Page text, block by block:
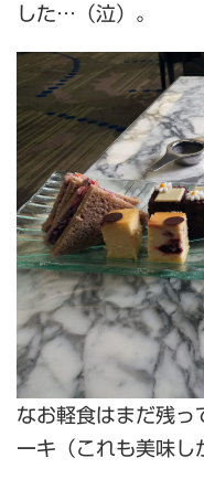
した…（泣）。
なお軽食はまだ残っ
ーキ（これも美味し